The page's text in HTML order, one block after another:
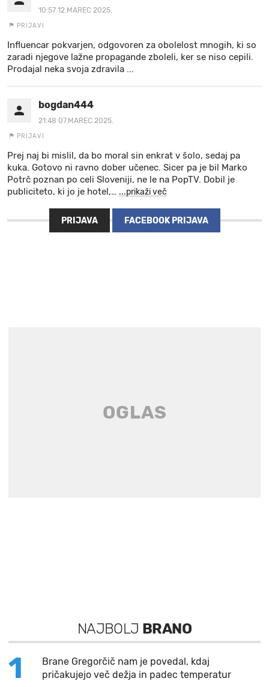
10:57 12.MAREC 2025.
PRIJAVI
Influencar pokvarjen, odgovoren za obolelost mnogih, ki so
zaradi njegove lažne propagande zboleli, ker se niso cepili.
Prodajal neka svoja zdravila ...
bogdan444
21:48 07.MAREC 2025.
PRIJAVI
Prej naj bi mislil, da bo moral sin enkrat v šolo, sedaj pa
kuka. Gotovo ni ravno dober učenec. Sicer pa je bil Marko
Potrč poznan po celi Sloveniji, ne le na PopTV. Dobil je
publiciteto, ki jo je hotel,… ...prikaži več
PRIJAVA FACEBOOK PRIJAVA
NAJBOLJ BRANO
1
Brane Gregorčič nam je povedal, kdaj
pričakujejo več dežja in padec temperatur